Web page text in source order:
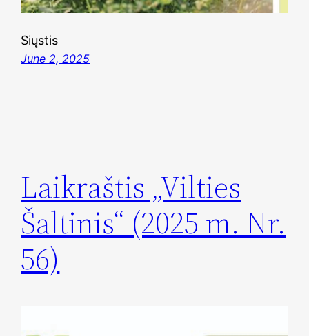
Siųstis
June 2, 2025
Laikraštis „Vilties
Šaltinis“ (2025 m. Nr.
56)